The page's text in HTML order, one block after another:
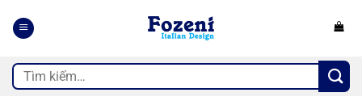
qua
Tìm
kiếm: